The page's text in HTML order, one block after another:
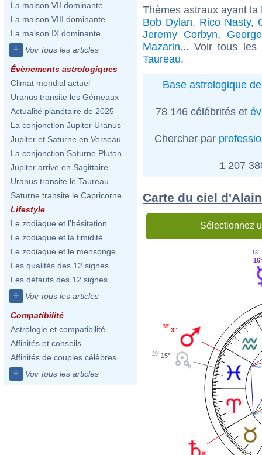
La maison VII dominante
La maison VIII dominante
La maison IX dominante
+ Voir tous les articles
Évènements astrologiques
Climat mondial actuel
Uranus transite les Gémeaux
Actualité planétaire de 2025
La conjonction Jupiter Uranus
Jupiter et Saturne en Verseau
La conjonction Saturne Pluton
Jupiter arrive en Sagittaire
Uranus transite le Taureau
Saturne transite le Capricorne
Lifestyle
Le zodiaque et l'hésitation
Le zodiaque et la timidité
Le zodiaque et le mensonge
Les qualités des 12 signes
Les défauts des 12 signes
+ Voir tous les articles
Compatibilité
Astrologie et compatibilité
Affinités et conseils
Affinités de couples célèbres
+ Voir tous les articles
Thèmes astraux ayant
Bob Dylan, Rico Nasty,
Jeremy Corbyn,
Mazarin... Voir tous les
Taureau.
Base astrologique
78 146 célébrités et
Chercher par
1 207
Carte du ciel
Sélectionnez
18'
3°
38'
15°
29'